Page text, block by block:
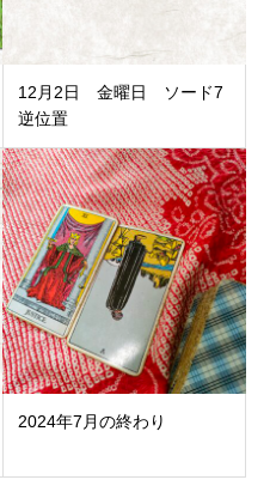
12月2日 金曜日 ソード7
逆位置
2024年7月の終わり